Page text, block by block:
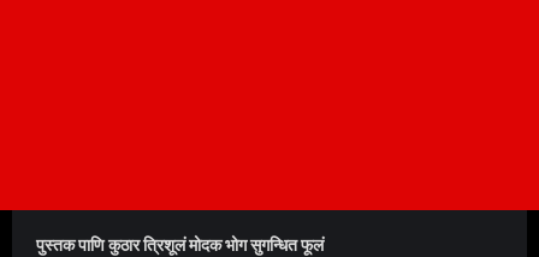
पुस्तक पाणि कुठार त्रिशूलं मोदक भोग सुगन्धित फूलं